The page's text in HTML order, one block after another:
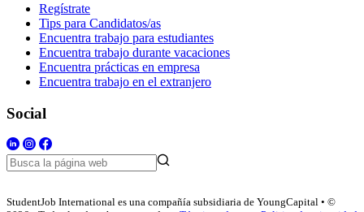
Regístrate
Tips para Candidatos/as
Encuentra trabajo para estudiantes
Encuentra trabajo durante vacaciones
Encuentra prácticas en empresa
Encuentra trabajo en el extranjero
Social
StudentJob International es una compañía subsidiaria de YoungCapital • ©